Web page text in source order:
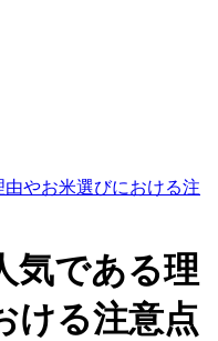
やお米選びにおける注
気である理
ける注意点